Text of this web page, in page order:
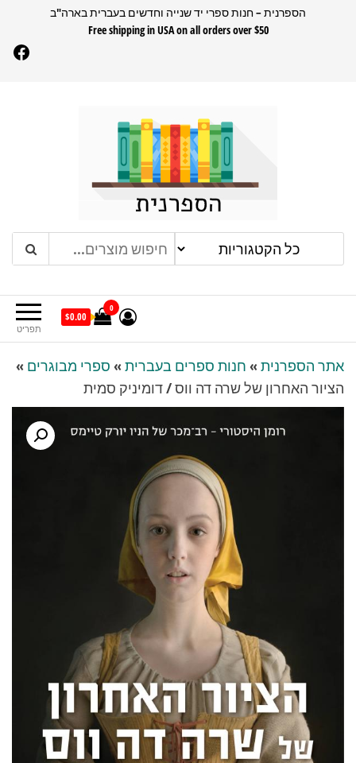
הספרנית – חנות ספרי יד שנייה וחדשים בעברית בארה"ב
Free shipping in USA on all orders over $50
הספרנית
תפריט
0
$0.00
אתר הספרנית » חנות ספרים בעברית » ספרי מבוגרים »
הציור האחרון של שרה דה ווס / דומיניק סמית